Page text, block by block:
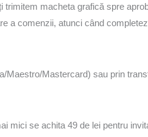
trimitem macheta grafică spre
a comenzii, atunci când
Maestro/Mastercard) sau prin
mici se achita 49 de lei pentru